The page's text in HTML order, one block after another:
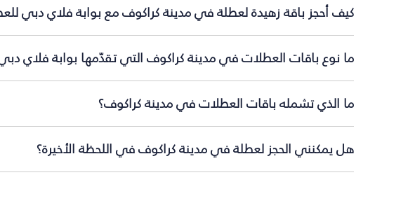
كيف أحجز باقة زهيدة لعطلة في مدينة كراكوف مع بوابة فلاي دبي
ما نوع باقات العطلات في مدينة كراكوف التي تقدّمها بوابة فلاي
ما الذي تشمله باقات العطلات في مدينة كراكوف؟
هل يمكنني الحجز لعطلة في مدينة كراكوف في اللحظة الأخيرة؟